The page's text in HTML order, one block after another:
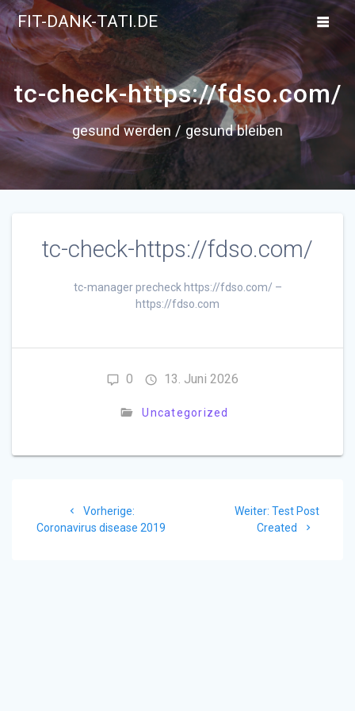
to
content
FIT-DANK-TATI.DE
tc-check-https://fdso.com/
gesund werden / gesund bleiben
tc-check-https://fdso.com/
tc-manager precheck https://fdso.com/ –
https://fdso.com
0 13. Juni 2026
Uncategorized
Vorherige:
Beitrag:
Coronavirus disease 2019
Weiter: Nächster
Beitrag:
Test Post
Created